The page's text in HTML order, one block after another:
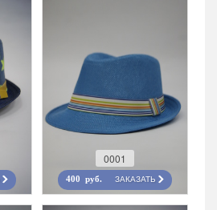
0001
400 руб. ЗАКАЗАТЬ